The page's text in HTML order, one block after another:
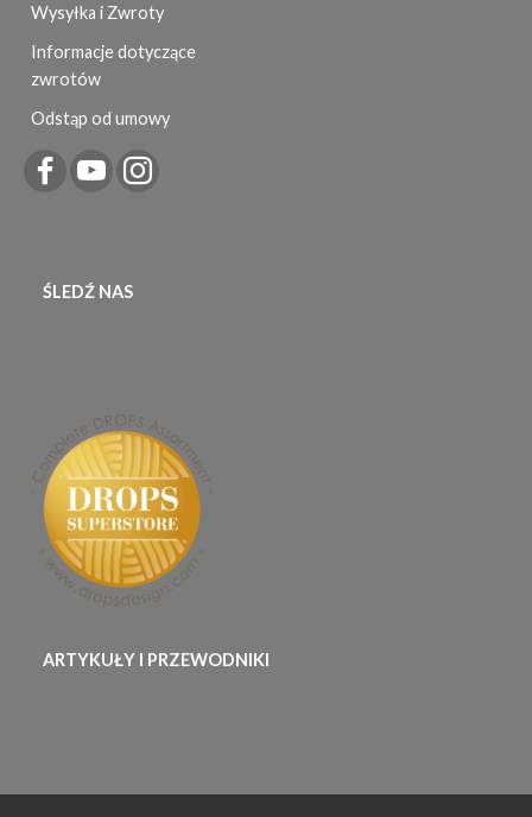
Wysyłka i Zwroty
Informacje dotyczące
zwrotów
Odstąp od umowy
ŚLEDŹ NAS
ARTYKUŁY I PRZEWODNIKI